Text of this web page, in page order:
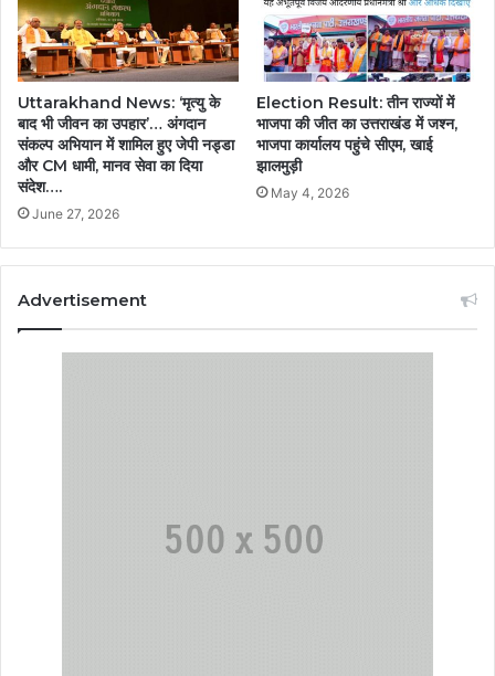
Uttarakhand News: ‘मृत्यु के
बाद भी जीवन का उपहार’… अंगदान
संकल्प अभियान में शामिल हुए जेपी नड्डा
और CM धामी, मानव सेवा का दिया
संदेश….
June 27, 2026
Election Result: तीन राज्यों में
भाजपा की जीत का उत्तराखंड में जश्न,
भाजपा कार्यालय पहुंचे सीएम, खाई
झालमुड़ी
May 4, 2026
Advertisement